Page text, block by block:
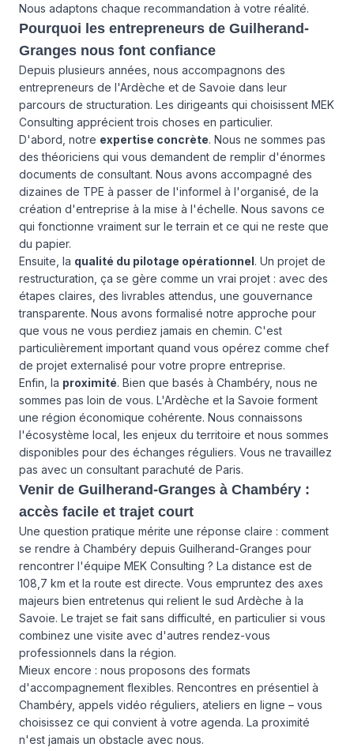
Nous adaptons chaque recommandation à votre réalité.
Pourquoi les entrepreneurs de Guilherand-
Granges nous font confiance
Depuis plusieurs années, nous accompagnons des
entrepreneurs de l'Ardèche et de Savoie dans leur
parcours de structuration. Les dirigeants qui choisissent MEK
Consulting apprécient trois choses en particulier.
D'abord, notre expertise concrète. Nous ne sommes pas
des théoriciens qui vous demandent de remplir d'énormes
documents de consultant. Nous avons accompagné des
dizaines de TPE à passer de l'informel à l'organisé, de la
création d'entreprise à la mise à l'échelle. Nous savons ce
qui fonctionne vraiment sur le terrain et ce qui ne reste que
du papier.
Ensuite, la qualité du pilotage opérationnel. Un projet de
restructuration, ça se gère comme un vrai projet : avec des
étapes claires, des livrables attendus, une gouvernance
transparente. Nous avons formalisé notre approche pour
que vous ne vous perdiez jamais en chemin. C'est
particulièrement important quand vous opérez comme chef
de projet externalisé pour votre propre entreprise.
Enfin, la proximité. Bien que basés à Chambéry, nous ne
sommes pas loin de vous. L'Ardèche et la Savoie forment
une région économique cohérente. Nous connaissons
l'écosystème local, les enjeux du territoire et nous sommes
disponibles pour des échanges réguliers. Vous ne travaillez
pas avec un consultant parachuté de Paris.
Venir de Guilherand-Granges à Chambéry :
accès facile et trajet court
Une question pratique mérite une réponse claire : comment
se rendre à Chambéry depuis Guilherand-Granges pour
rencontrer l'équipe MEK Consulting ? La distance est de
108,7 km et la route est directe. Vous empruntez des axes
majeurs bien entretenus qui relient le sud Ardèche à la
Savoie. Le trajet se fait sans difficulté, en particulier si vous
combinez une visite avec d'autres rendez-vous
professionnels dans la région.
Mieux encore : nous proposons des formats
d'accompagnement flexibles. Rencontres en présentiel à
Chambéry, appels vidéo réguliers, ateliers en ligne – vous
choisissez ce qui convient à votre agenda. La proximité
n'est jamais un obstacle avec nous.